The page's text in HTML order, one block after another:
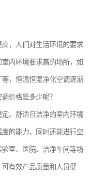
，人们对生活环境的要求
内环境要求高的场所，如
，恒温恒湿净化空调逐渐
价格是多少呢？
、舒适且洁净的室内环境
的能力，同时还能进行空
室、医院、洁净车间等场
有效产品质量和人员健